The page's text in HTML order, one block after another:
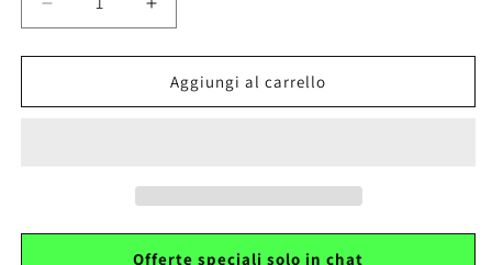
Diminuisci
quantità
per
idratante
Aumenta
quantità
per
Doposole
idratante
Aggiungi al carrello
Offerte speciali solo in chat